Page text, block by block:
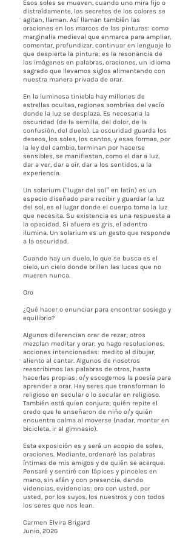
Esos soles se mueven, cuando uno mira fijo o
distraídamente, los secretos de los colores se
agitan, llaman. Así llaman también las
oraciones en los marcos de las pinturas: como
marginalia medieval que enmarca para ampliar,
comentar, profundizar, continuar en lenguaje lo
que despierta la pintura; es la resonancia de
las imágenes en palabras, oraciones, un idioma
sagrado que llevamos siglos alimentando con
nuestra manera privada de orar.
En la luminosa tiniebla hay millones de
estrellas ocultas, regiones sombrías del vacío
donde la luz se desplaza. Es necesaria la
oscuridad (de la semilla, del dolor, de la
confusión, del duelo). La oscuridad guarda los
deseos, los soles, los cantos, y esas formas, por
la ley del cambio, terminan por hacerse
sensibles, se manifiestan, como el dar a luz,
dar a ver, dar a oír, dar a los sentidos, a la
experiencia.
Un solarium (“lugar del sol” en latín) es un
espacio diseñado para recibir y guardar la luz
del sol, es el lugar donde el cuerpo toma la luz
que necesita. Su existencia es una respuesta a
la opacidad. Si afuera es gris, el adentro
ilumina. Un solarium es un gesto que responde
a la oscuridad.
Cuando hay un duelo, lo que se busca es el
cielo, un cielo donde brillen las luces que no
mueren nunca.
Oro
¿Qué hacer o enunciar para encontrar sosiego y
equilibrio?
Algunos diferencian orar de rezar; otros
mezclan meditar y orar; yo hago resoluciones,
acciones intencionadas: medito al dibujar,
aliento al cantar. Algunos de nosotros
reescribimos las palabras de otros, hasta
hacerlas propias; o/y escogemos la poesía para
aprender a orar. Hay seres que transforman lo
religioso en secular o lo secular en religioso.
También está quien conjura; quién repite el
credo que le enseñaron de niño o/y quién
encuentra calma al moverse (nadar, montar en
bicicleta, ir al gimnasio).
Esta exposición es y será un acopio de soles,
oraciones. Mediante, ordenaré las palabras
íntimas de mis amigos y de quién se acerque.
Pensaré y sentiré con lápices y pinceles en
mano, sin afán y con presencia, dando
videncias, evidencias: oro con usted, por
usted, por los suyos, los nuestros y con todos
los seres que nos lean.
Carmen Elvira Brigard
Junio, 2026